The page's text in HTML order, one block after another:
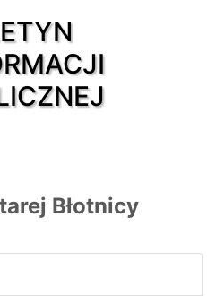
Błotnicy